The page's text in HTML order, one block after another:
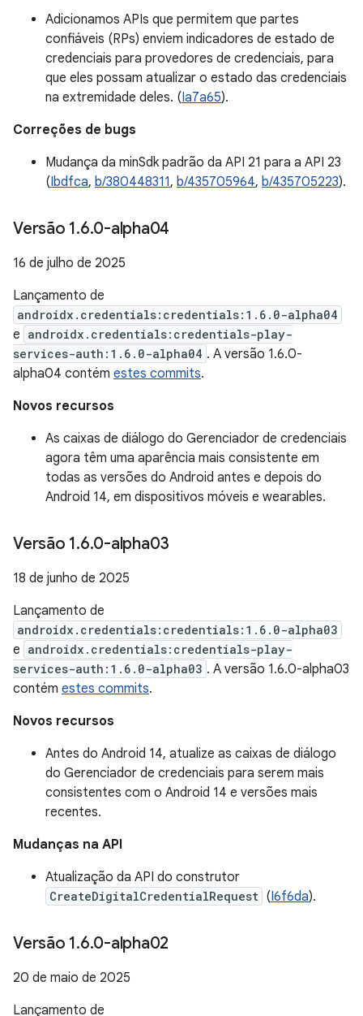
Adicionamos APIs que permitem que partes
confiáveis (RPs) enviem indicadores de estado de
credenciais para provedores de credenciais, para
que eles possam atualizar o estado das credenciais
na extremidade deles. (Ia7a65).
Correções de bugs
Mudança da minSdk padrão da API 21 para a API 23
(Ibdfca, b/380448311, b/435705964, b/435705223).
Versão 1.6.0-alpha04
16 de julho de 2025
Lançamento de
androidx.credentials:credentials:1.6.0-alpha04
e androidx.credentials:credentials-play-
services-auth:1.6.0-alpha04 . A versão 1.6.0-
alpha04 contém estes commits.
Novos recursos
As caixas de diálogo do Gerenciador de credenciais
agora têm uma aparência mais consistente em
todas as versões do Android antes e depois do
Android 14, em dispositivos móveis e wearables.
Versão 1.6.0-alpha03
18 de junho de 2025
Lançamento de
androidx.credentials:credentials:1.6.0-alpha03
e androidx.credentials:credentials-play-
services-auth:1.6.0-alpha03 . A versão 1.6.0-alpha03
contém estes commits.
Novos recursos
Antes do Android 14, atualize as caixas de diálogo
do Gerenciador de credenciais para serem mais
consistentes com o Android 14 e versões mais
recentes.
Mudanças na API
Atualização da API do construtor
CreateDigitalCredentialRequest (I6f6da).
Versão 1.6.0-alpha02
20 de maio de 2025
Lançamento de